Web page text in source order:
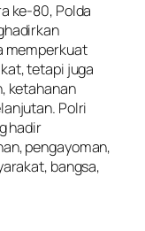
ke-80, Polda
memperkuat
tetapi juga
ketahanan
Polri
hadir
pengayoman,
bangsa,